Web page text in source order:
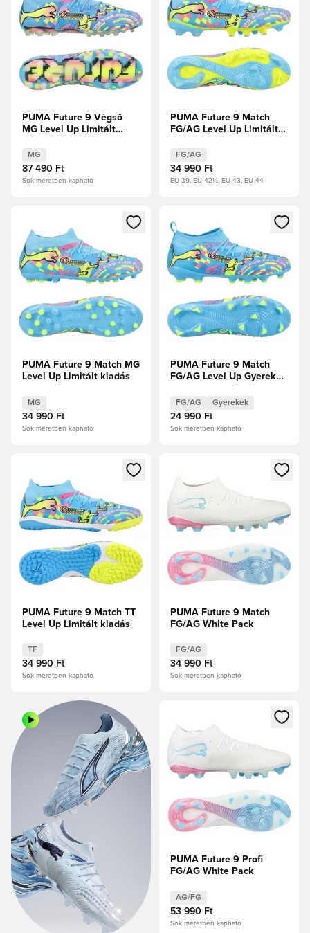
PUMA Future 9 Végső
MG Level Up Limitált
MG
87 490 Ft
Sok méretben kapható
PUMA Future 9 Match
FG/AG Level Up Limitált
FG/AG
34 990 Ft
EU 39, EU 42½, EU 43, EU 44
Megnyit egy modált a bejelentkezéshez vagy a tagként
PUMA Future 9 Match MG
Level Up Limitált kiadás
MG
34 990 Ft
Sok méretben kapható
Megnyit egy modált a
PUMA Future 9 Match
FG/AG Level Up Gyerek
FG/AG Gyerekek
24 990 Ft
Sok méretben kapható
Megnyit egy modált a bejelentkezéshez vagy a tagként
PUMA Future 9 Match TT
Level Up Limitált kiadás
TF
34 990 Ft
Sok méretben kapható
Megnyit egy modált a
PUMA Future 9 Match
FG/AG White Pack
FG/AG
34 990 Ft
Sok méretben kapható
Megnyit egy modált a
PUMA Future 9 Profi
FG/AG White Pack
AG/FG
53 990 Ft
Sok méretben kapható